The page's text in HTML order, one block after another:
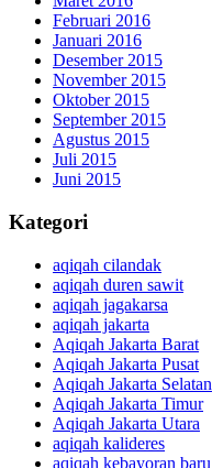
Februari 2016
Januari 2016
Desember 2015
November 2015
Oktober 2015
September 2015
Agustus 2015
Juli 2015
Juni 2015
Kategori
aqiqah cilandak
aqiqah duren sawit
aqiqah jagakarsa
aqiqah jakarta
Aqiqah Jakarta Barat
Aqiqah Jakarta Pusat
Aqiqah Jakarta Selatan
Aqiqah Jakarta Timur
Aqiqah Jakarta Utara
aqiqah kalideres
aqiqah kebayoran baru